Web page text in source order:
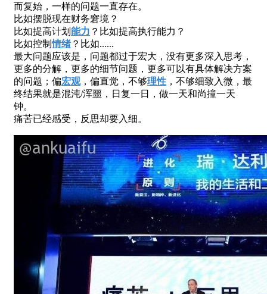
而复始，一样的问题一直存在。
比如摆脱现在财务窘境？
比如提高计划 能力 ？比如提高执行能力？
比如控制情绪 ？比如......
最大问题应该是，问题都过于宏大，没有更多深入思考，
更多的分解，更多的细节问题，更多可以有具体解决方案
的问题；偏宏观，偏直觉，不够理性 ，不够细致入微，最
终结果就是混沌/浑噩，日复一日，做一天和尚撞一天
钟。
痛苦已经感受，反思却要入细。